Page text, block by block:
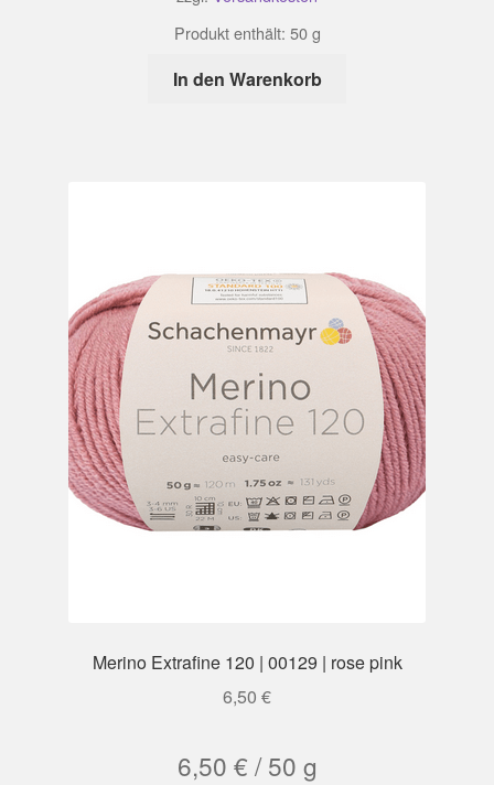
Produkt enthält: 50g
In den Warenkorb
Merino Extrafine 120 | 00129 | rose pink
6,50 €
6,50 € /50 g